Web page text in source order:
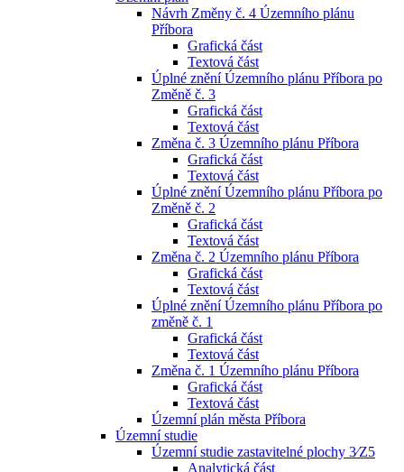
Návrh Změny č. 4 Územního plánu
Příbora
Grafická část
Textová část
Úplné znění Územního plánu Příbora po
Změně č. 3
Grafická část
Textová část
Změna č. 3 Územního plánu Příbora
Grafická část
Textová část
Úplné znění Územního plánu Příbora po
Změně č. 2
Grafická část
Textová část
Změna č. 2 Územního plánu Příbora
Grafická část
Textová část
Úplné znění Územního plánu Příbora po
změně č. 1
Grafická část
Textová část
Změna č. 1 Územního plánu Příbora
Grafická část
Textová část
Územní plán města Příbora
Územní studie
Územní studie zastavitelné plochy 3⁄Z5
Analytická část